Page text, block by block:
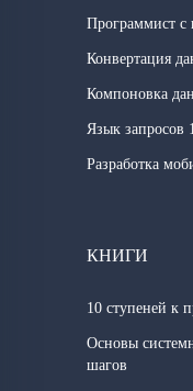
Программист с
Конвертация
Компоновка
Язык запросов
Разработка
КНИГИ
10 ступеней к
Основы
шагов